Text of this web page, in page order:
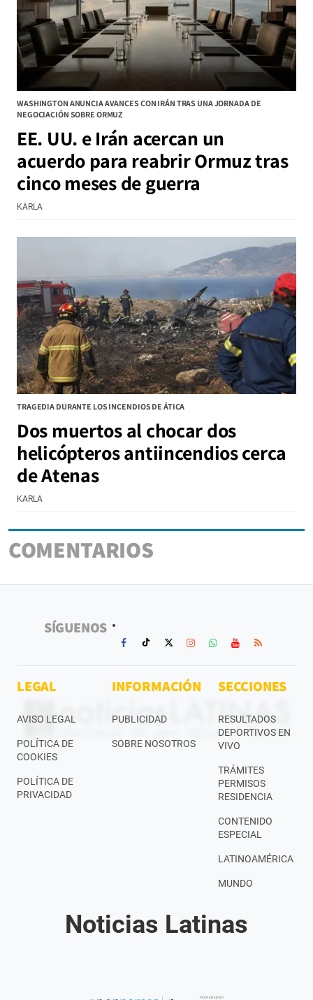
WASHINGTON ANUNCIA AVANCES CON IRÁN TRAS UNA JORNADA DE
NEGOCIACIÓN SOBRE ORMUZ
EE. UU. e Irán acercan un
acuerdo para reabrir Ormuz tras
cinco meses de guerra
KARLA
TRAGEDIA DURANTE LOS INCENDIOS DE ÁTICA
Dos muertos al chocar dos
helicópteros antiincendios cerca
de Atenas
KARLA
COMENTARIOS
SÍGUENOS
LEGAL
AVISO LEGAL
POLÍTICA DE
COOKIES
POLÍTICA DE
PRIVACIDAD
INFORMACIÓN
PUBLICIDAD
SOBRE NOSOTROS
SECCIONES
RESULTADOS
DEPORTIVOS EN
VIVO
TRÁMITES
PERMISOS
RESIDENCIA
CONTENIDO
ESPECIAL
LATINOAMÉRICA
MUNDO
Noticias Latinas